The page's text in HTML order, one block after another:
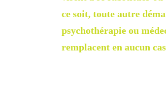
ce soit, toute autre
psychothérapie ou
remplacent en aucun